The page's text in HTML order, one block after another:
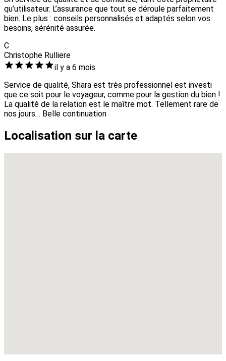
qu’utilisateur. L’assurance que tout se déroule parfaitement
bien. Le plus : conseils personnalisés et adaptés selon vos
besoins, sérénité assurée.
C
Christophe Rulliere
il y a 6 mois
Service de qualité, Shara est très professionnel est investi
que ce soit pour le voyageur, comme pour la gestion du bien !
La qualité de la relation est le maître mot. Tellement rare de
nos jours… Belle continuation
Localisation sur la carte